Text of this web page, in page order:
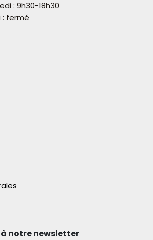
: 9h30-18h30
: fermé
notre newsletter​